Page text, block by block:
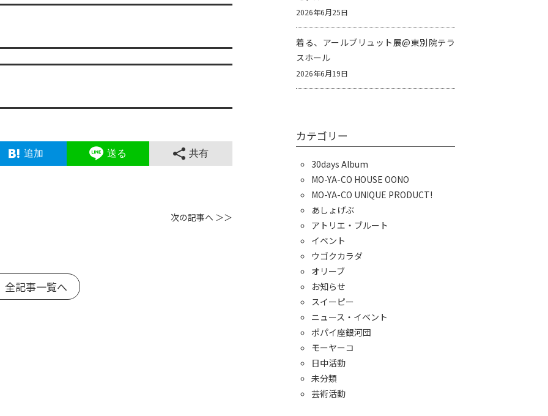
追加 送る 共有
次の記事へ ＞＞
記事一覧へ
2026年6月25日
着る、アールブリュット展@東別院テラ
スホール
2026年6月19日
カテゴリー
30days Album
MO-YA-CO HOUSE OONO
MO-YA-CO UNIQUE PRODUCT!
あしょげぶ
アトリエ・ブルート
イベント
ウゴクカラダ
オリーブ
お知らせ
スイーピー
ニュース・イベント
ポパイ座銀河団
モーヤーコ
日中活動
未分類
芸術活動